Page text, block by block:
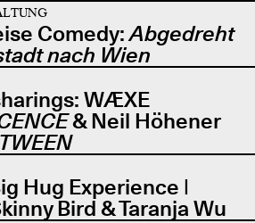
Comedy:Abgedreht
nach Wien
WÆXE
& Neil Höhener
Hug Experience |
Bird & Taranja Wu